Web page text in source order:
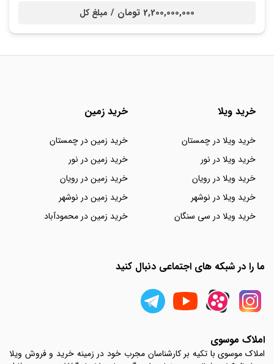
2,200,000,000 تومان / مبلغ کل
خرید ویلا
خرید ویلا در چمستان
خرید ویلا در نور
خرید ویلا در رویان
خرید ویلا در نوشهر
خرید ویلا در سی سنگان
خرید زمین
خرید زمین در چمستان
خرید زمین در نور
خرید زمین در رویان
خرید زمین در نوشهر
خرید زمین در محمودآباد
ما را در شبکه های اجتماعی دنبال کنید
املاک موسوی
املاک موسوی با تکیه بر کارشناسان مجرب خود در زمینه خرید و فروش ویلا